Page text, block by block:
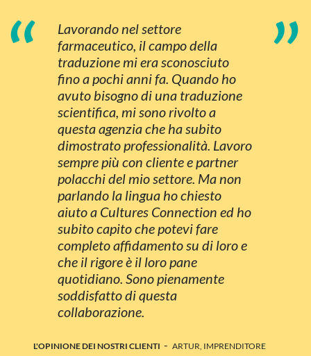
“
Lavorando nel settore
farmaceutico, il campo della
traduzione mi era sconosciuto
fino a pochi anni fa. Quando ho
avuto bisogno di una traduzione
scientifica, mi sono rivolto a
questa agenzia che ha subito
dimostrato professionalità. Lavoro
sempre più con cliente e partner
polacchi del mio settore. Ma non
parlando la lingua ho chiesto
aiuto a Cultures Connection ed ho
subito capito che potevi fare
completo affidamento su di loro e
che il rigore è il loro pane
quotidiano. Sono pienamente
soddisfatto di questa
collaborazione.
”
L'OPINIONE DEI NOSTRI CLIENTI - ARTUR, IMPRENDITORE